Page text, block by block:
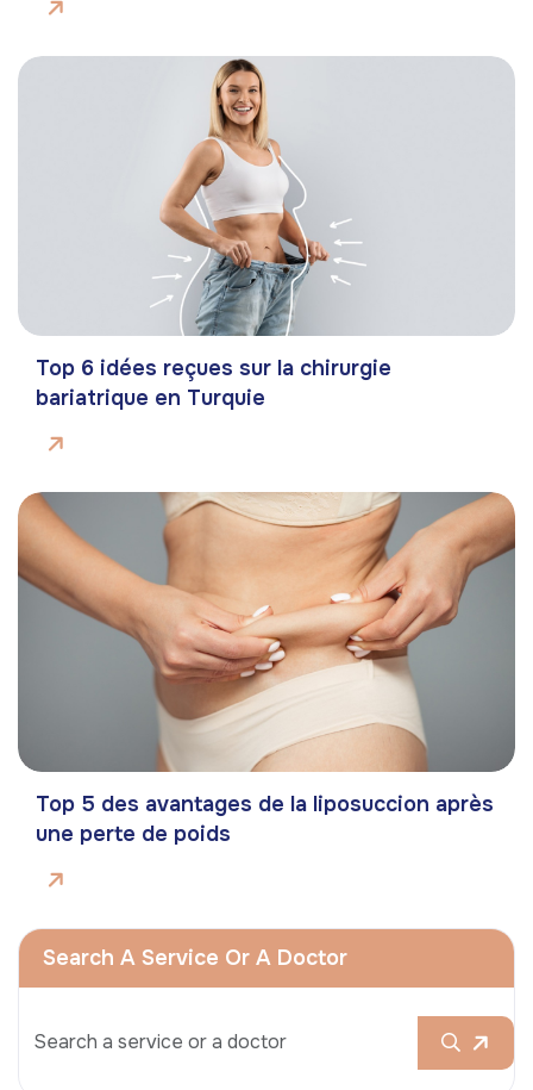
Top 6 idées reçues sur la chirurgie
bariatrique en Turquie
Top 5 des avantages de la liposuccion après
une perte de poids
Search A Service Or A Doctor